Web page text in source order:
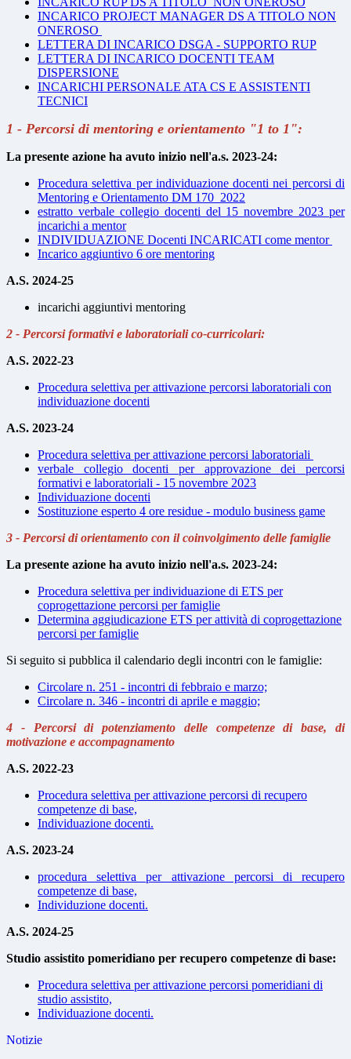
INCARICO PROJECT MANAGER DS A TITOLO NON
ONEROSO
LETTERA DI INCARICO DSGA - SUPPORTO RUP
LETTERA DI INCARICO DOCENTI TEAM
DISPERSIONE
INCARICHI PERSONALE ATA CS E ASSISTENTI
TECNICI
1 - Percorsi di mentoring e orientamento "1 to 1":
La presente azione ha avuto inizio nell'a.s. 2023-24:
Procedura selettiva per individuazione docenti nei percorsi di
Mentoring e Orientamento DM 170_2022
estratto verbale collegio docenti del 15 novembre 2023 per
incarichi a mentor
INDIVIDUAZIONE Docenti INCARICATI come mentor
Incarico aggiuntivo 6 ore mentoring
A.S. 2024-25
incarichi aggiuntivi mentoring
2 - Percorsi formativi e laboratoriali co-curricolari:
A.S. 2022-23
Procedura selettiva per attivazione percorsi laboratoriali con
individuazione docenti
A.S. 2023-24
Procedura selettiva per attivazione percorsi laboratoriali
verbale collegio docenti per approvazione dei percorsi
formativi e laboratoriali - 15 novembre 2023
Individuazione docenti
Sostituzione esperto 4 ore residue - modulo business game
3 - Percorsi di orientamento con il coinvolgimento delle famiglie
La presente azione ha avuto inizio nell'a.s. 2023-24:
Procedura selettiva per individuazione di ETS per
coprogettazione percorsi per famiglie
Determina aggiudicazione ETS per attività di coprogettazione
percorsi per famiglie
Si seguito si pubblica il calendario degli incontri con le famiglie:
Circolare n. 251 - incontri di febbraio e marzo;
Circolare n. 346 - incontri di aprile e maggio;
4 - Percorsi di potenziamento delle competenze di base, di
motivazione e accompagnamento
A.S. 2022-23
Procedura selettiva per attivazione percorsi di recupero
competenze di base,
Individuazione docenti.
A.S. 2023-24
procedura selettiva per attivazione percorsi di recupero
competenze di base,
Individuzione docenti.
A.S. 2024-25
Studio assistito pomeridiano per recupero competenze di base:
Procedura selettiva per attivazione percorsi pomeridiani di
studio assistito,
Individuazione docenti.
Notizie